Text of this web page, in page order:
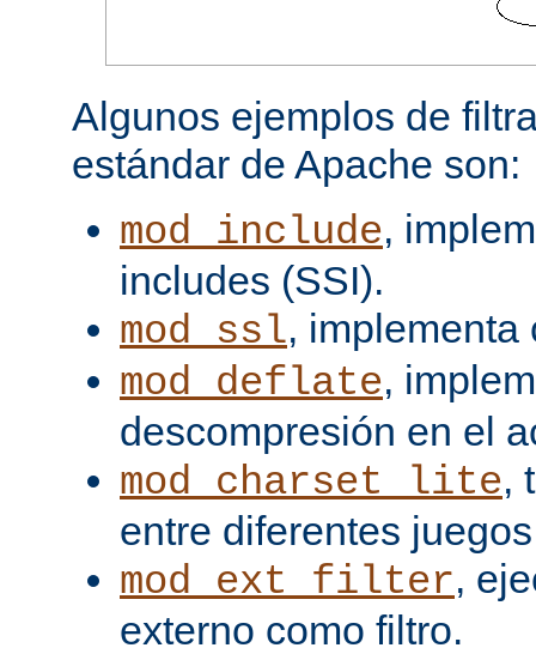
Algunos ejemplos de
estándar de Apache son:
mod_include,
includes (SSI).
mod_ssl, implementa
mod_deflate,
descompresión en el
mod_charset_lite,
entre diferentes
mod_ext_filter,
externo como filtro.